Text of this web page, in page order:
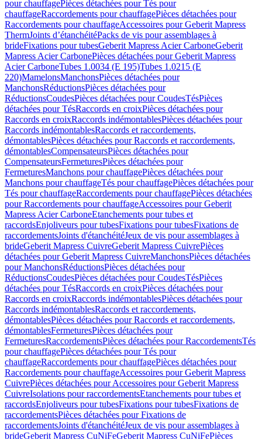
pour chauffagePièces détachées pour Tés pour
chauffageRaccordements pour chauffagePièces détachées pour
Raccordements pour chauffageAccessoires pour Geberit Mapress
ThermJoints d’étanchéitéPacks de vis pour assemblages à
brideFixations pour tubesGeberit Mapress Acier CarboneGeberit
Mapress Acier CarbonePièces détachées pour Geberit Mapress
Acier CarboneTubes 1.0034 (E 195)Tubes 1.0215 (E
220)MamelonsManchonsPièces détachées pour
ManchonsRéductionsPièces détachées pour
RéductionsCoudesPièces détachées pour CoudesTésPièces
détachées pour TésRaccords en croixPièces détachées pour
Raccords en croixRaccords indémontablesPièces détachées pour
Raccords indémontablesRaccords et raccordements,
démontablesPièces détachées pour Raccords et raccordements,
démontablesCompensateursPièces détachées pour
CompensateursFermeturesPièces détachées pour
FermeturesManchons pour chauffagePièces détachées pour
Manchons pour chauffageTés pour chauffagePièces détachées pour
Tés pour chauffageRaccordements pour chauffagePièces détachées
pour Raccordements pour chauffageAccessoires pour Geberit
Mapress Acier CarboneEtanchements pour tubes et
raccordsEnjoliveurs pour tubesFixations pour tubesFixations de
raccordementsJoints d'étanchéitéJeux de vis pour assemblages à
brideGeberit Mapress CuivreGeberit Mapress CuivrePièces
détachées pour Geberit Mapress CuivreManchonsPièces détachées
pour ManchonsRéductionsPièces détachées pour
RéductionsCoudesPièces détachées pour CoudesTésPièces
détachées pour TésRaccords en croixPièces détachées pour
Raccords en croixRaccords indémontablesPièces détachées pour
Raccords indémontablesRaccords et raccordements,
démontablesPièces détachées pour Raccords et raccordements,
démontablesFermeturesPièces détachées pour
FermeturesRaccordementsPièces détachées pour RaccordementsTés
pour chauffagePièces détachées pour Tés pour
chauffageRaccordements pour chauffagePièces détachées pour
Raccordements pour chauffageAccessoires pour Geberit Mapress
CuivrePièces détachées pour Accessoires pour Geberit Mapress
CuivreIsolations pour raccordementsEtanchements pour tubes et
raccordsEnjoliveurs pour tubesFixations pour tubesFixations de
raccordementsPièces détachées pour Fixations de
raccordementsJoints d'étanchéitéJeux de vis pour assemblages à
brideGeberit Mapress CuNiFeGeberit Mapress CuNiFePièces